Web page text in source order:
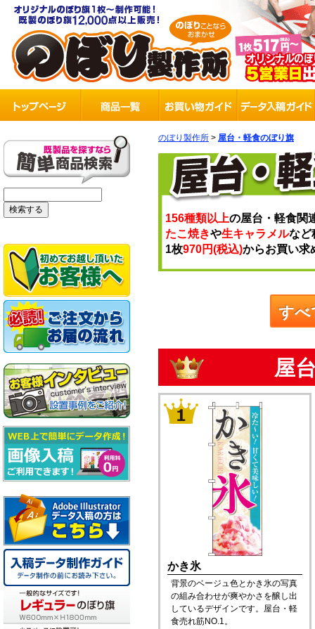
のぼり製作所 > 屋台・軽食のぼり旗
156種類以上の屋台・軽食関
たこ焼きや生キャラメルなど
1枚970円(税込)からお買い求
すべ
屋
かき氷
背景のベージュ色とかき氷の写真
の組み合わせが爽やかさを醸し出
しているデザインです。屋台・軽
食売れ筋NO.1。